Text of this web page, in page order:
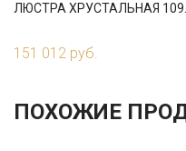
ЛЮСТРА ХРУСТАЛЬНАЯ
151 012 руб.
ПОХОЖИЕ